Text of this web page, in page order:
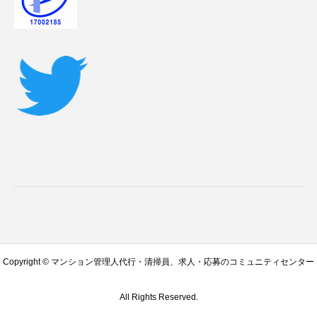
Copyright © マンション管理人代行・清掃員、求人・応募のコミュニティセンター
All Rights Reserved.